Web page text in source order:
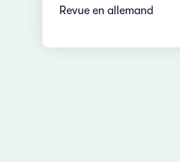
Revue en allemand